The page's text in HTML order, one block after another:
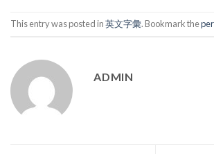
This entry was posted in英文字彙. Bookmark the
ADMIN